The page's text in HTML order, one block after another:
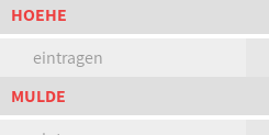
HOEHE
eintragen
MULDE